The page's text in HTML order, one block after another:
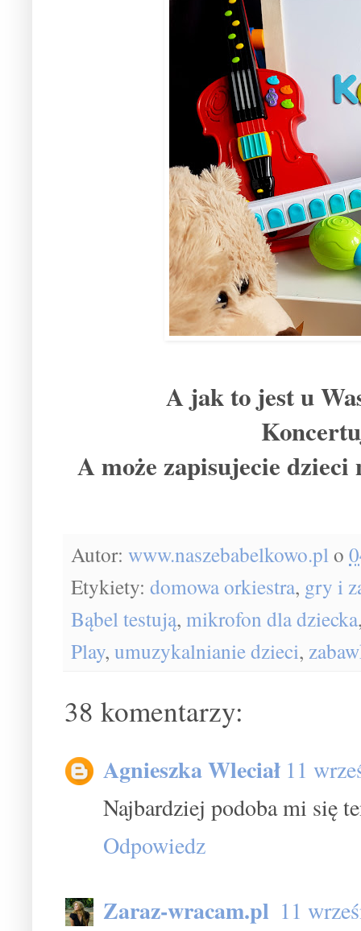
A jak to jest u
A może zapisujecie dzieci
Autor: www.naszebabelkowo.pl o
Etykiety: domowa orkiestra, gry i
Bąbel testują, mikrofon dla dziecka
Play, umuzykalnianie dzieci,
38 komentarzy:
Agnieszka Wleciał 11
Najbardziej podoba mi się
Odpowiedz
Zaraz-wracam.pl 11